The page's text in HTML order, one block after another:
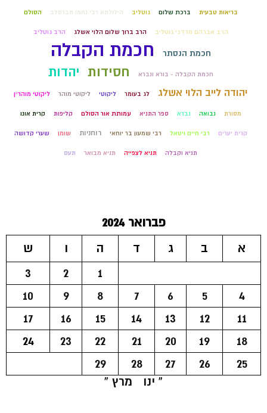
בריאות טבעית ברכת שלום גוטליב הילולתא רבי נחמן מברסלב הסולם
הרב אברהם מרדכי גוטליב הרב ברוך שלום הלוי אשלג הרב גוטליב
חכמת הנסתר חכמת הקבלה
חכמת הקבלה - בורא ונברא חסידות יהדות
יהודה לייב הלוי אשלג לג בעומר ליקוטי ליקוטי מוהר ליקוטי מוהר״ן
מסורת נבואה נברא ספר התניא עמותת אור הסולם קליפות קרית אונו
קרית יערים רבי חיים ויטאל רבי שמעון בר יוחאי רוחניות שומן שערי קדושה
תניא וקבלה תניא לצפייה תניא מבואר תעס
פברואר 2024
א
ב ג ד ה ו
ש
1
2
3
4
5
6
7
8
9
10
11
12
13
14
15
16
17
18
19
20
21
22
23
24
25
26
27
28
29
« ינו
מרץ »